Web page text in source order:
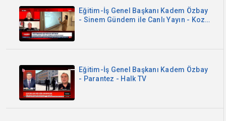
Eğitim-İş Genel Başkanı Kadem Özbay
- Sinem Gündem ile Canlı Yayın - Koza
Eğitim-İş Genel Başkanı Kadem Özbay
- Parantez - Halk TV